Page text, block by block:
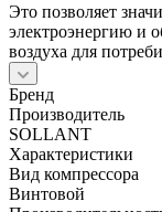
Это позволяет
электроэнергию и
воздуха для
Бренд
Производитель
SOLLANT
Характеристики
Вид компрессора
Винтовой